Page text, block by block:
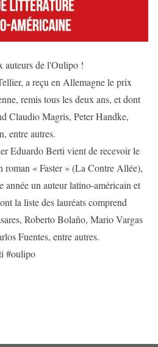
auteurs de l'Oulipo !
a reçu en Allemagne le prix
remis tous les deux ans, et dont
Claudio Magris, Peter Handke,
entre autres.
Eduardo Berti vient de recevoir le
« Faster » (La Contre Allée),
un auteur latino-américain et
la liste des lauréats comprend
Roberto Bolaño, Mario Vargas
Fuentes, entre autres.
#oulipo